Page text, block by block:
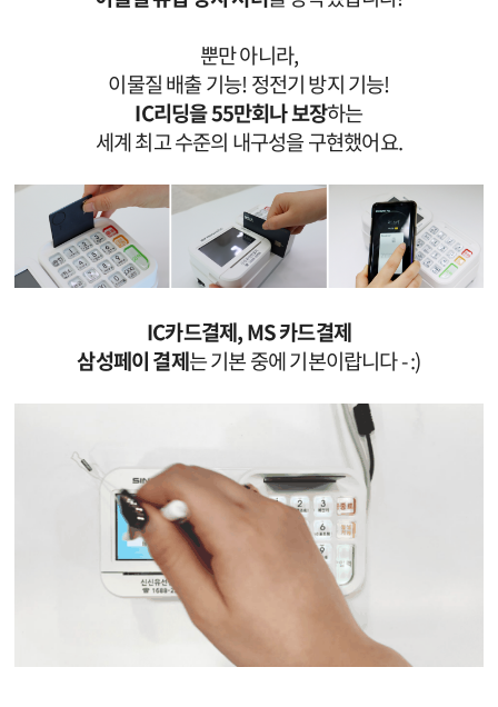
뿐만 아니라,
이물질 배출 기능! 정전기 방지 기능!
IC리딩을 55만회나 보장하는
세계 최고 수준의 내구성을 구현했어요.
IC카드결제, MS 카드결제
삼성페이 결제는 기본 중에 기본이랍니다 - :)